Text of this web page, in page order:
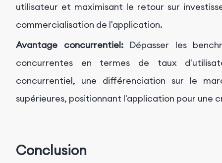
utilisateur et maximisant le retour sur
commercialisation de l'application.
Avantage concurrentiel:Dépasser les
concurrentes en termes de taux
concurrentiel, une différenciation sur le
supérieures, positionnant l'application pour une
Conclusion